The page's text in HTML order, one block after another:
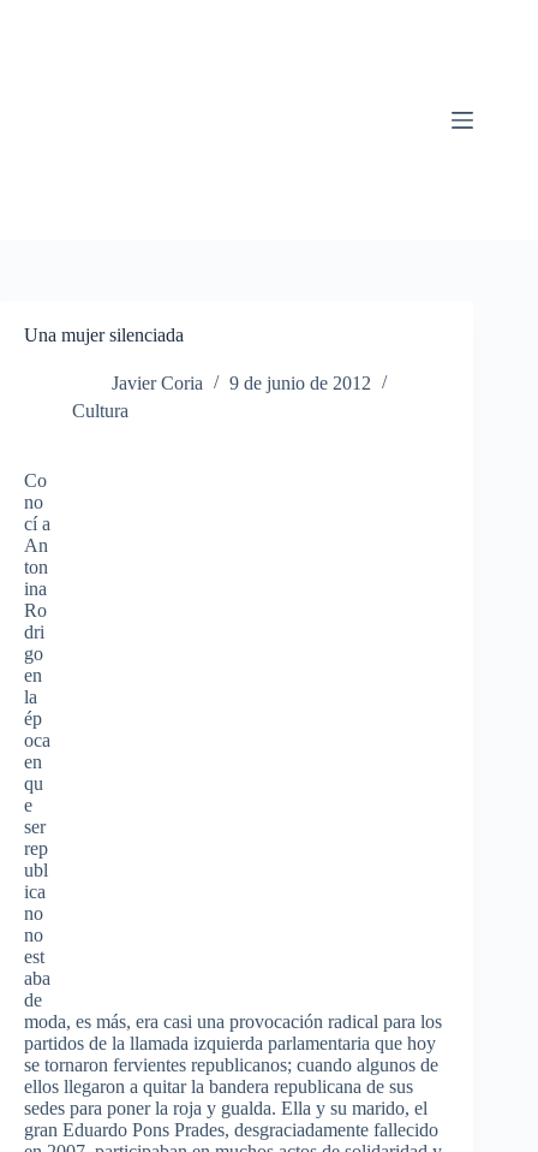
Una mujer silenciada
Javier Coria
9 de junio de 2012
Cultura
Co
no
cí a
An
ton
ina
Ro
dri
go
en
la
ép
oca
en
qu
e
ser
rep
ubl
ica
no
no
est
aba
de
moda, es más, era casi una provocación radical para los
partidos de la llamada izquierda parlamentaria que hoy
se tornaron fervientes republicanos; cuando algunos de
ellos llegaron a quitar la bandera republicana de sus
sedes para poner la roja y gualda. Ella y su marido, el
gran Eduardo Pons Prades, desgraciadamente fallecido